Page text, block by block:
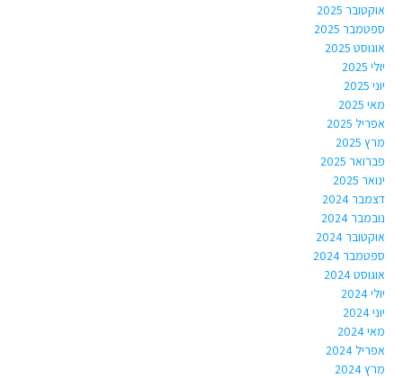
אוקטובר 2025
ספטמבר 2025
אוגוסט 2025
יולי 2025
יוני 2025
מאי 2025
אפריל 2025
מרץ 2025
פברואר 2025
ינואר 2025
דצמבר 2024
נובמבר 2024
אוקטובר 2024
ספטמבר 2024
אוגוסט 2024
יולי 2024
יוני 2024
מאי 2024
אפריל 2024
מרץ 2024